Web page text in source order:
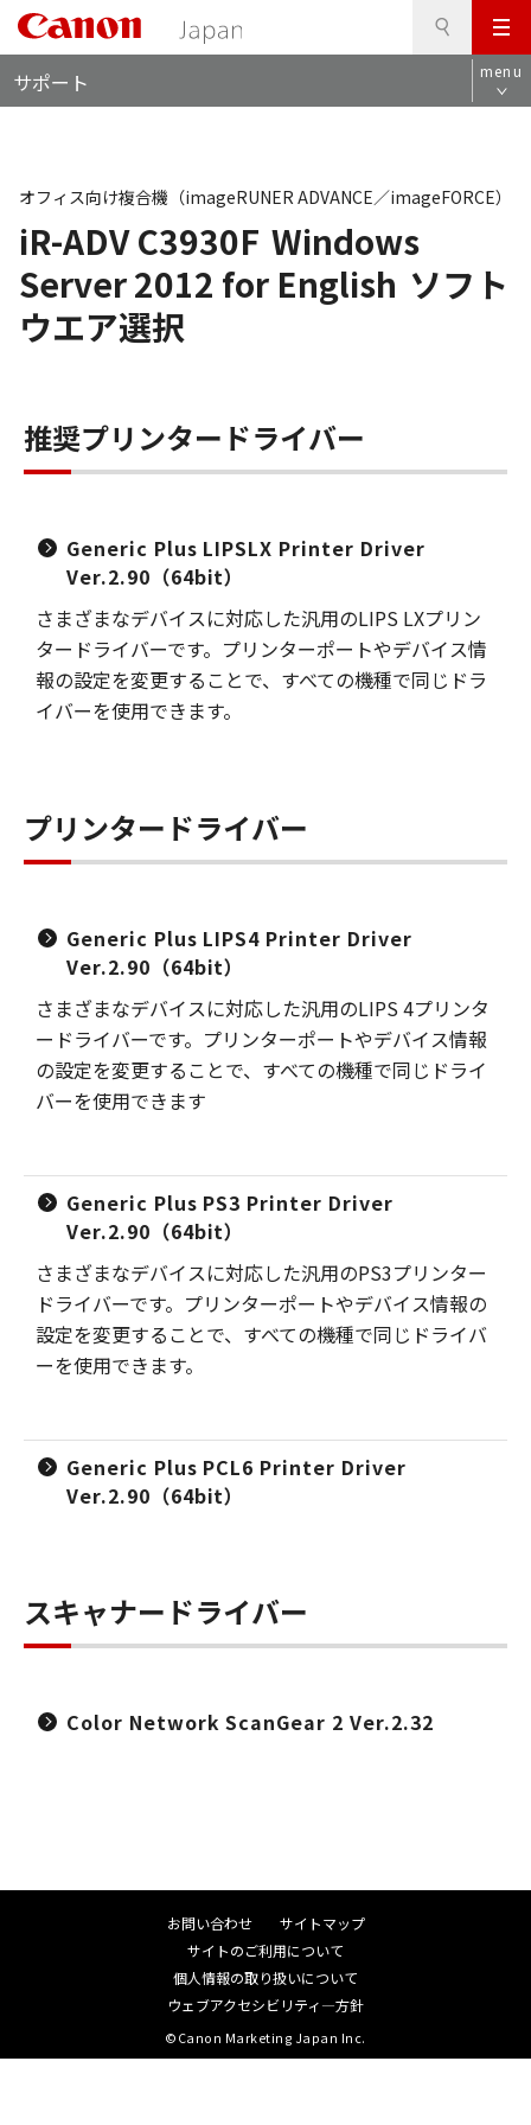
メ
ニ
ュ
サポート menu
iR-ADV C3930F Windows
Server 2012 for English ソフト
ウエア選択
オフィス向け複合機（imageRUNER ADVANCE／imageFORCE）
推奨プリンタードライバー
Generic Plus LIPSLX Printer Driver
Ver.2.90（64bit）
さまざまなデバイスに対応した汎用のLIPS LXプリン
タードライバーです。プリンターポートやデバイス情
報の設定を変更することで、すべての機種で同じドラ
イバーを使用できます。
プリンタードライバー
Generic Plus LIPS4 Printer Driver
Ver.2.90（64bit）
さまざまなデバイスに対応した汎用のLIPS 4プリンタ
ードライバーです。プリンターポートやデバイス情報
の設定を変更することで、すべての機種で同じドライ
バーを使用できます
Generic Plus PS3 Printer Driver
Ver.2.90（64bit）
さまざまなデバイスに対応した汎用のPS3プリンター
ドライバーです。プリンターポートやデバイス情報の
設定を変更することで、すべての機種で同じドライバ
ーを使用できます。
Generic Plus PCL6 Printer Driver
Ver.2.90（64bit）
スキャナードライバー
Color Network ScanGear 2 Ver.2.32
お問い合わせ
サイトマップ
サイトのご利用について
個人情報の取り扱いについて
ウェブアクセシビリティ―方針
©Canon Marketing Japan Inc.